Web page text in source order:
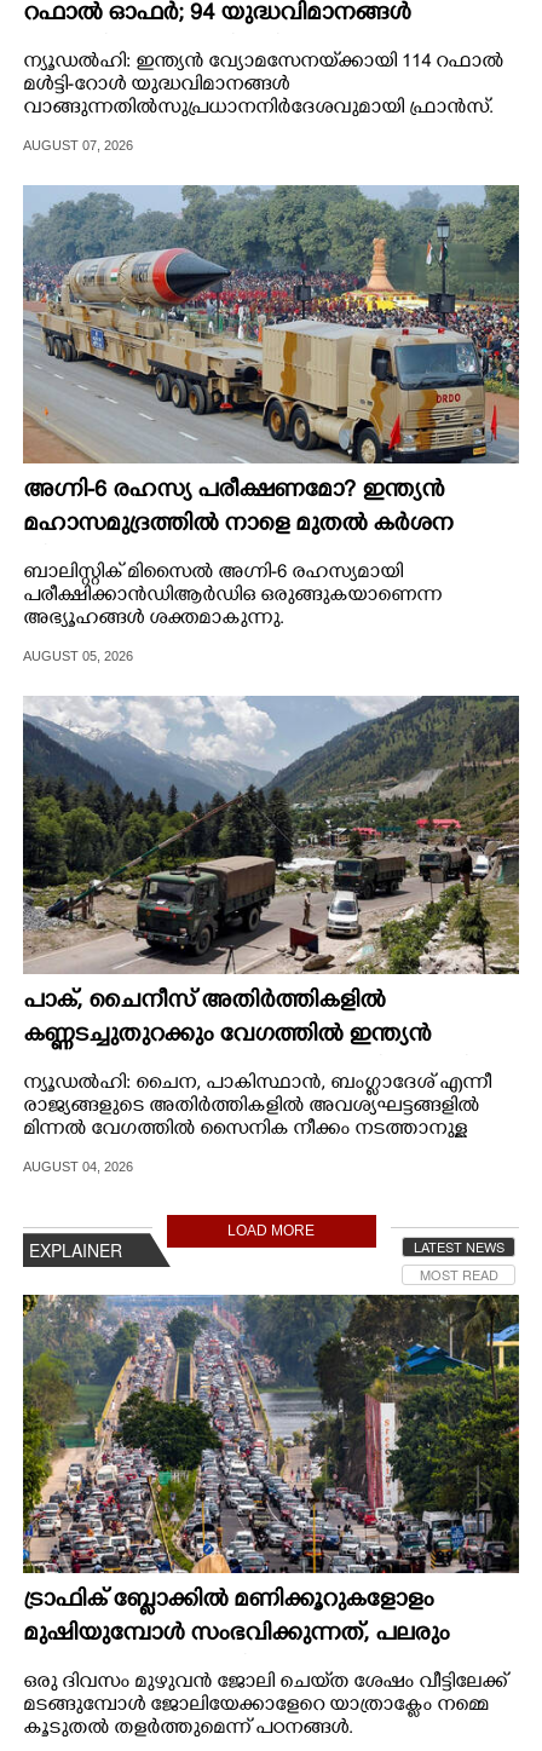
റഫാൽ ഓഫർ; 94 യുദ്ധവിമാനങ്ങൾ
ഇന്ത്യയിൽതന്നെ നിർ‌മ്മിക്കും
ന്യൂഡൽഹി: ഇന്ത്യൻ വ്യോമസേനയ്‌ക്കായി 114 റഫാൽ
മൾട്ടി-റോൾ യുദ്ധവിമാനങ്ങൾ
വാങ്ങുന്നതിൽ സുപ്രധാന നിർദേശവുമായി ഫ്രാൻസ്.
AUGUST 07, 2026
അഗ്നി-6 രഹസ്യ പരീക്ഷണമോ? ഇന്ത്യൻ
മഹാസമുദ്രത്തിൽ നാളെ മുതൽ കർശന
നിയന്ത്രണം,വ്യോമ-സമുദ്ര പാതകൾ അടയ്ക്കും
ബാലിസ്റ്റിക് മിസൈൽ അഗ്നി-6 രഹസ്യമായി
പരീക്ഷിക്കാൻ ഡിആർഡിഒ ഒരുങ്ങുകയാണെന്ന
അഭ്യൂഹങ്ങൾ ശക്തമാകുന്നു.
AUGUST 05, 2026
പാക്, ചൈനീസ് അതിർത്തികളിൽ
കണ്ണടച്ചുതുറക്കും വേഗത്തിൽ ഇന്ത്യൻ
സൈന്യമെത്തും, പുത്തൻ പദ്ധതിയുമായി
കേന്ദ്രസർക്കാർ
ന്യൂഡൽഹി: ചൈന, പാകിസ്ഥാൻ, ബംഗ്ളാദേശ് എന്നീ
രാജ്യങ്ങളുടെ അതിർത്തികളിൽ അവശ്യഘട്ടങ്ങളിൽ
മിന്നൽ വേഗത്തിൽ സൈനിക നീക്കം നടത്താനുള്ള
AUGUST 04, 2026
LOAD MORE
EXPLAINER
LATEST NEWS
MOST READ
ട്രാഫിക് ബ്ലോക്കിൽ മണിക്കൂറുകളോളം
മുഷിയുമ്പോൾ സംഭവിക്കുന്നത്, പലരും
തളർന്നുപോകുന്നതിന്റെ കാരണം ഇതാണ്
ഒരു ദിവസം മുഴുവൻ ജോലി ചെയ്‌ത ശേഷം വീട്ടിലേക്ക്
മടങ്ങുമ്പോൾ ജോലിയേക്കാളേറെ യാത്രാക്ലേം നമ്മെ
കൂടുതൽ തളർത്തുമെന്ന് പഠനങ്ങൾ.